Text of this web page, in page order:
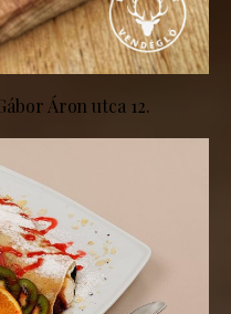
Áron utca 12.